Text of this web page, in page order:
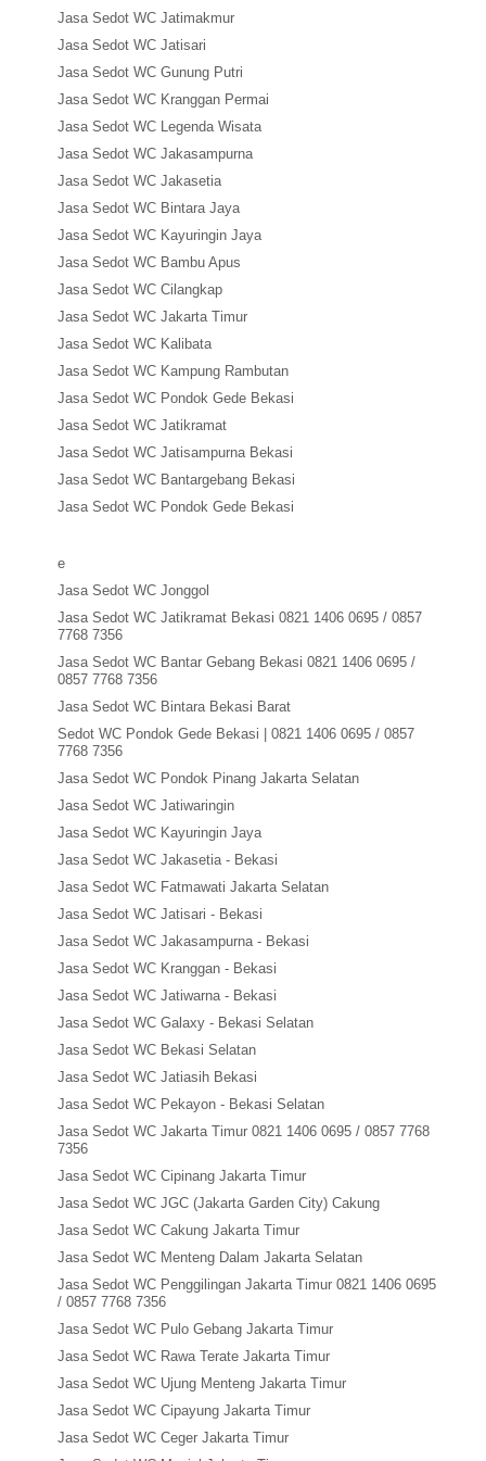
Jasa Sedot WC Jatimakmur
Jasa Sedot WC Jatisari
Jasa Sedot WC Gunung Putri
Jasa Sedot WC Kranggan Permai
Jasa Sedot WC Legenda Wisata
Jasa Sedot WC Jakasampurna
Jasa Sedot WC Jakasetia
Jasa Sedot WC Bintara Jaya
Jasa Sedot WC Kayuringin Jaya
Jasa Sedot WC Bambu Apus
Jasa Sedot WC Cilangkap
Jasa Sedot WC Jakarta Timur
Jasa Sedot WC Kalibata
Jasa Sedot WC Kampung Rambutan
Jasa Sedot WC Pondok Gede Bekasi
Jasa Sedot WC Jatikramat
Jasa Sedot WC Jatisampurna Bekasi
Jasa Sedot WC Bantargebang Bekasi
Jasa Sedot WC Pondok Gede Bekasi
e
Jasa Sedot WC Jonggol
Jasa Sedot WC Jatikramat Bekasi 0821 1406 0695 / 0857
7768 7356
Jasa Sedot WC Bantar Gebang Bekasi 0821 1406 0695 /
0857 7768 7356
Jasa Sedot WC Bintara Bekasi Barat
Sedot WC Pondok Gede Bekasi | 0821 1406 0695 / 0857
7768 7356
Jasa Sedot WC Pondok Pinang Jakarta Selatan
Jasa Sedot WC Jatiwaringin
Jasa Sedot WC Kayuringin Jaya
Jasa Sedot WC Jakasetia - Bekasi
Jasa Sedot WC Fatmawati Jakarta Selatan
Jasa Sedot WC Jatisari - Bekasi
Jasa Sedot WC Jakasampurna - Bekasi
Jasa Sedot WC Kranggan - Bekasi
Jasa Sedot WC Jatiwarna - Bekasi
Jasa Sedot WC Galaxy - Bekasi Selatan
Jasa Sedot WC Bekasi Selatan
Jasa Sedot WC Jatiasih Bekasi
Jasa Sedot WC Pekayon - Bekasi Selatan
Jasa Sedot WC Jakarta Timur 0821 1406 0695 / 0857 7768
7356
Jasa Sedot WC Cipinang Jakarta Timur
Jasa Sedot WC JGC (Jakarta Garden City) Cakung
Jasa Sedot WC Cakung Jakarta Timur
Jasa Sedot WC Menteng Dalam Jakarta Selatan
Jasa Sedot WC Penggilingan Jakarta Timur 0821 1406 0695
/ 0857 7768 7356
Jasa Sedot WC Pulo Gebang Jakarta Timur
Jasa Sedot WC Rawa Terate Jakarta Timur
Jasa Sedot WC Ujung Menteng Jakarta Timur
Jasa Sedot WC Cipayung Jakarta Timur
Jasa Sedot WC Ceger Jakarta Timur